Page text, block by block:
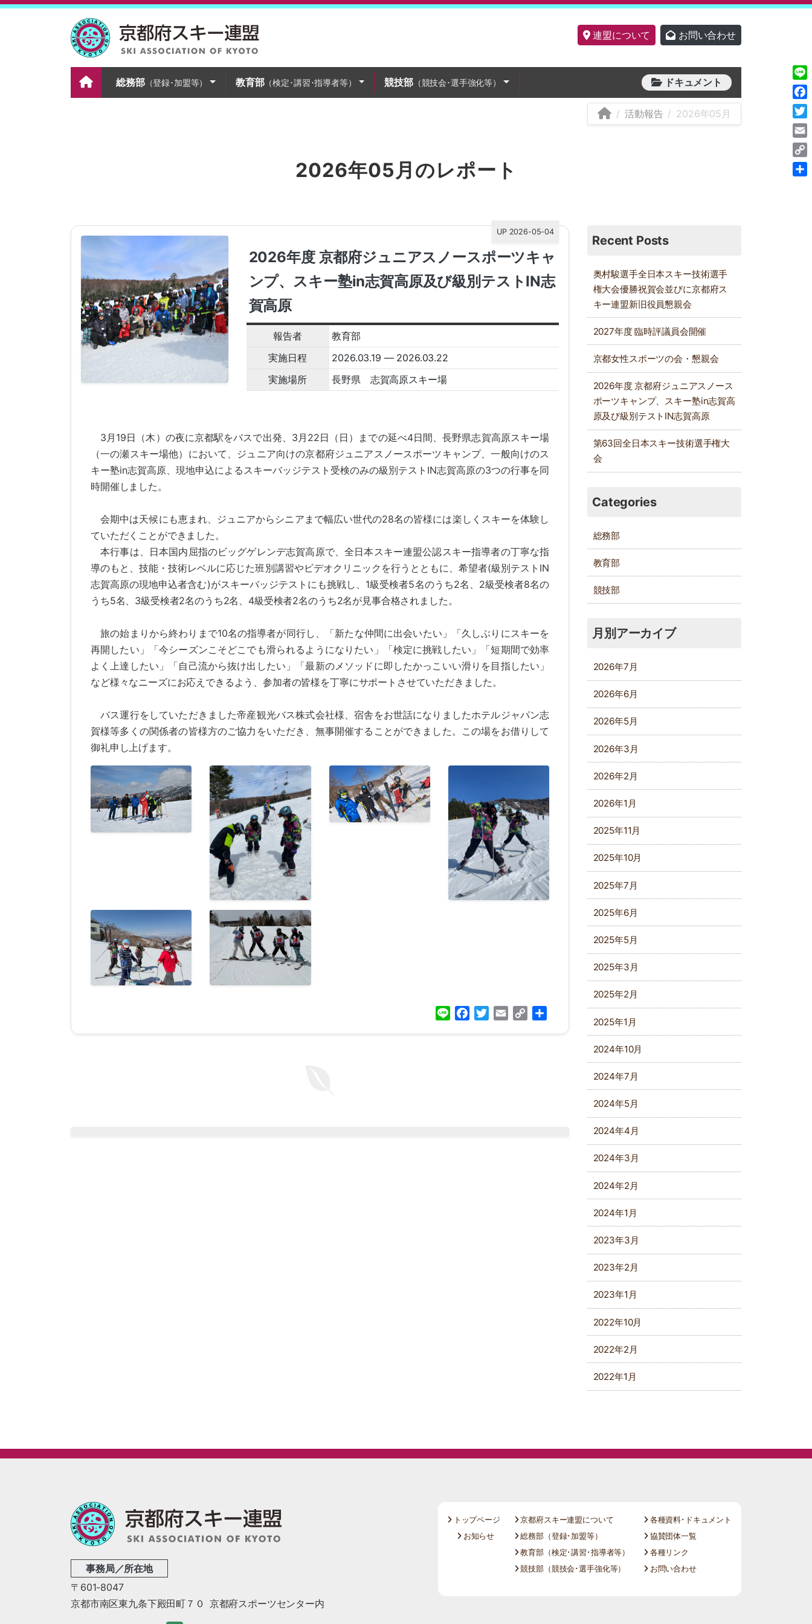
連盟について お問い合わせ
総務部（登録･加盟等） 教育部（検定･講習･指導者等） 競技部（競技会･選手強化等） ドキュメント
活動報告 2026年05月
2026年05月のレポート
2026年度 京都府ジュニアスノースポーツキャ
ンプ、スキー塾in志賀高原及び級別テストIN志
賀高原
UP 2026-05-04
報告者
教育部
実施日程
2026.03.19 ― 2026.03.22
実施場所
長野県 志賀高原スキー場
3月19日（木）の夜に京都駅をバスで出発、3月22日（日）までの延べ4日間、長野県志賀高原スキー場
（一の瀬スキー場他）において、ジュニア向けの京都府ジュニアスノースポーツキャンプ、一般向けのス
キー塾in志賀高原、現地申込によるスキーバッジテスト受検のみの級別テストIN志賀高原の3つの行事を同
時開催しました。
会期中は天候にも恵まれ、ジュニアからシニアまで幅広い世代の28名の皆様には楽しくスキーを体験し
ていただくことができました。
本行事は、日本国内屈指のビッグゲレンデ志賀高原で、全日本スキー連盟公認スキー指導者の丁寧な指
導のもと、技能・技術レベルに応じた班別講習やビデオクリニックを行うとともに、希望者(級別テストIN
志賀高原の現地申込者含む)がスキーバッジテストにも挑戦し、1級受検者5名のうち2名、2級受検者8名の
うち5名、3級受検者2名のうち2名、4級受検者2名のうち2名が見事合格されました。
旅の始まりから終わりまで10名の指導者が同行し、「新たな仲間に出会いたい」「久しぶりにスキーを
再開したい」「今シーズンこそどこでも滑られるようになりたい」「検定に挑戦したい」「短期間で効率
よく上達したい」「自己流から抜け出したい」「最新のメソッドに即したかっこいい滑りを目指したい」
など様々なニーズにお応えできるよう、参加者の皆様を丁寧にサポートさせていただきました。
バス運行をしていただきました帝産観光バス株式会社様、宿舎をお世話になりましたホテルジャパン志
賀様等多くの関係者の皆様方のご協力をいただき、無事開催することができました。この場をお借りして
御礼申し上げます。
Line FacebookTwitterEmail Copy
Recent Posts
奥村駿選手全日本スキー技術選手
権大会優勝祝賀会並びに京都府ス
キー連盟新旧役員懇親会
2027年度 臨時評議員会開催
京都女性スポーツの会・懇親会
2026年度 京都府ジュニアスノース
ポーツキャンプ、スキー塾in志賀高
原及び級別テストIN志賀高原
第63回全日本スキー技術選手権大
会
Categories
総務部
教育部
競技部
月別アーカイブ
2026年7月
2026年6月
2026年5月
2026年3月
2026年2月
2026年1月
2025年11月
2025年10月
2025年7月
2025年6月
2025年5月
2025年3月
2025年2月
2025年1月
2024年10月
2024年7月
2024年5月
2024年4月
2024年3月
2024年2月
2024年1月
2023年3月
2023年2月
2023年1月
2022年10月
2022年2月
2022年1月
事務局／所在地
〒601-8047
京都市南区東九条下殿田町７０ 京都府スポーツセンター内
トップページ
お知らせ
京都府スキー連盟について
総務部（登録･加盟等）
教育部（検定･講習･指導者等）
競技部（競技会･選手強化等）
各種資料･ドキュメント
協賛団体一覧
各種リンク
お問い合わせ
Line
Link